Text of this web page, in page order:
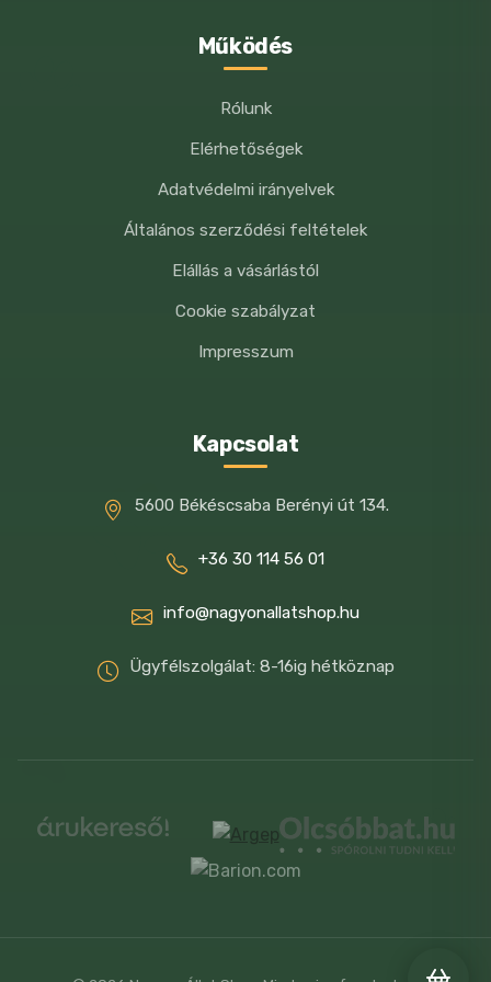
Kizárólag állatgyógyászati
Működés
Rólunk
Elérhetőségek
Adatvédelmi irányelvek
Általános szerződési feltételek
Elállás a vásárlástól
Cookie szabályzat
Impresszum
Kapcsolat
5600 Békéscsaba Berényi út 134.
+36 30 114 56 01
info@nagyonallatshop.hu
Ügyfélszolgálat: 8-16ig hétköznap